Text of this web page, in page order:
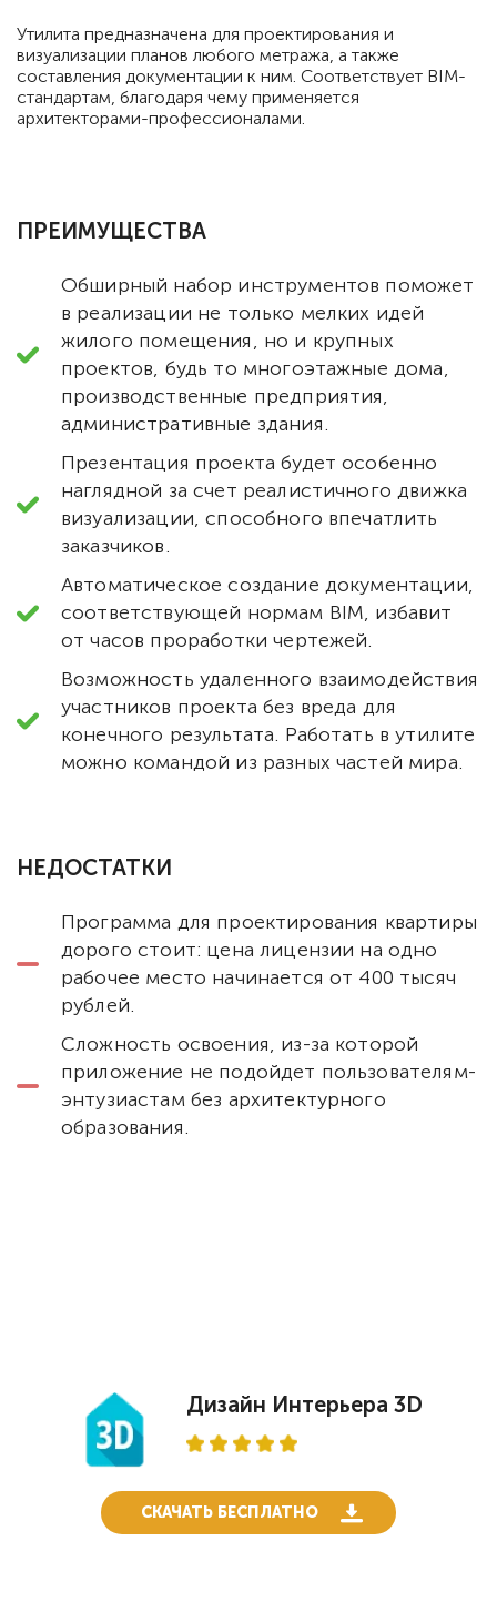
Утилита предназначена для проектирования и
визуализации планов любого метража, а также
составления документации к ним. Соответствует BIM-
стандартам, благодаря чему применяется
архитекторами-профессионалами.
ПРЕИМУЩЕСТВА
Обширный набор инструментов поможет
в реализации не только мелких идей
жилого помещения, но и крупных
проектов, будь то многоэтажные дома,
производственные предприятия,
административные здания.
Презентация проекта будет особенно
наглядной за счет реалистичного движка
визуализации, способного впечатлить
заказчиков.
Автоматическое создание документации,
соответствующей нормам BIM, избавит
от часов проработки чертежей.
Возможность удаленного взаимодействия
участников проекта без вреда для
конечного результата. Работать в утилите
можно командой из разных частей мира.
НЕДОСТАТКИ
Программа для проектирования квартиры
дорого стоит: цена лицензии на одно
рабочее место начинается от 400 тысяч
рублей.
Сложность освоения, из-за которой
приложение не подойдет пользователям-
энтузиастам без архитектурного
образования.
Дизайн Интерьера 3D
СКАЧАТЬ БЕСПЛАТНО